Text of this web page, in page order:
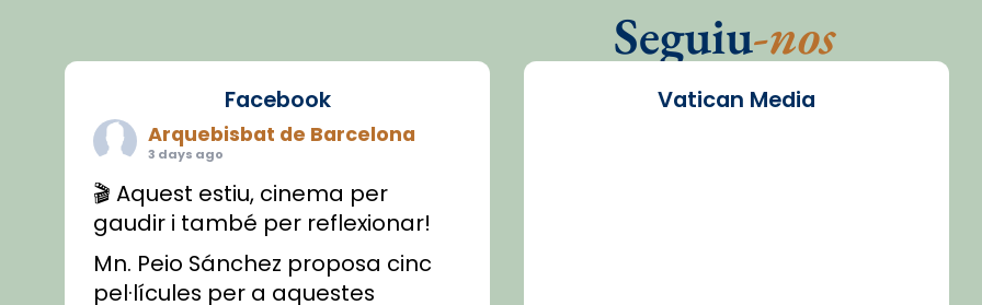
Seguiu-nos
Facebook
Arquebisbat de Barcelona
3 days ago
🎬 Aquest estiu, cinema per
gaudir i també per reflexionar!
Mn. Peio Sánchez proposa cinc
pel·lícules per a aquestes
Vatican Media